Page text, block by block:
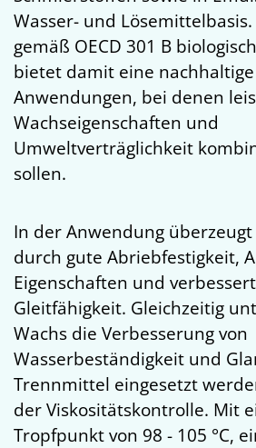
Wasser- und Lösemittelbasis.
gemäß OECD 301 B
bietet damit eine
Anwendungen, bei denen
Wachseigenschaften und
Umweltverträglichkeit
sollen.
In der Anwendung überzeugt
durch gute Abriebfestigkeit,
Eigenschaften und
Gleitfähigkeit. Gleichzeitig
Wachs die Verbesserung von
Wasserbeständigkeit und
Trennmittel eingesetzt
der Viskositätskontrolle. Mit
Tropfpunkt von 98 - 105 °C,